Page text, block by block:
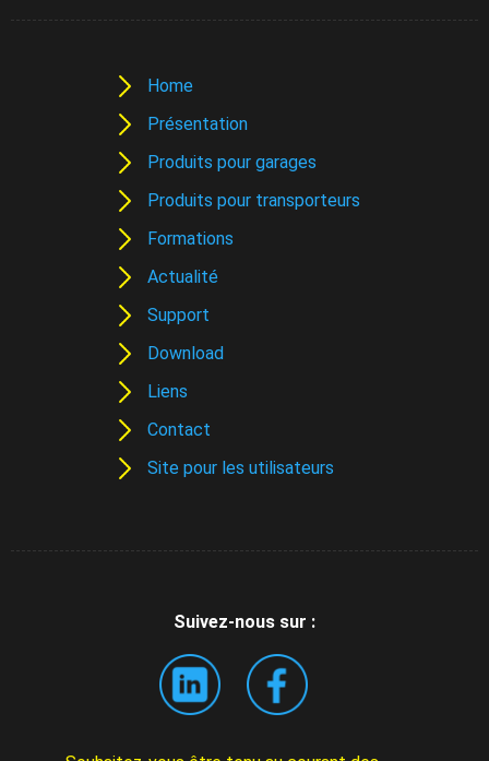
Home
Présentation
Produits pour garages
Produits pour transporteurs
Formations
Actualité
Support
Download
Liens
Contact
Site pour les utilisateurs
Suivez-nous sur :